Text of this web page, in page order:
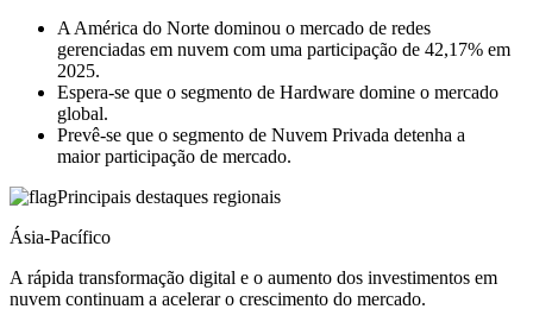
A América do Norte dominou o mercado de redes
gerenciadas em nuvem com uma participação de 42,17% em
2025.
Espera-se que o segmento de Hardware domine o mercado
global.
Prevê-se que o segmento de Nuvem Privada detenha a
maior participação de mercado.
Principais destaques regionais
Ásia-Pacífico
A rápida transformação digital e o aumento dos investimentos em
nuvem continuam a acelerar o crescimento do mercado.